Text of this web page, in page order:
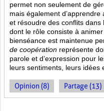
permet non seulement de
mais également
et résoudre des conflits dans
dont le rôle consiste à
bienséance est maintenue
de coopération représente
parole et d’expression pour
leurs sentiments, leurs idées
Opinion (8) Partage (13)